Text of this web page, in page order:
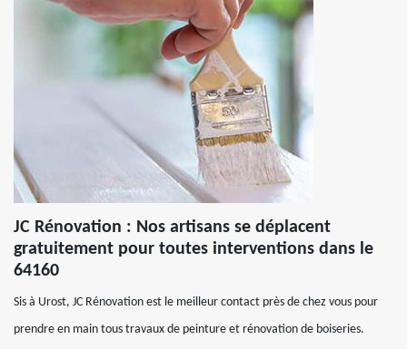
JC Rénovation : Nos artisans se déplacent
gratuitement pour toutes interventions dans le
64160
Sis à Urost, JC Rénovation est le meilleur contact près de chez vous pour
prendre en main tous travaux de peinture et rénovation de boiseries.